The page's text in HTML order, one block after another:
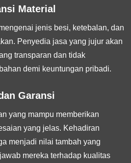
Material
jenis besi, ketebalan, dan
Penyedia jasa yang jujur akan
transparan dan tidak
demi keuntungan pribadi.
Garansi
yang mampu memberikan
yang jelas. Kehadiran
menjadi nilai tambah yang
mereka terhadap kualitas